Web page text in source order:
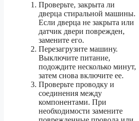
Проверьте, закрыта ли
дверца стиральной машины.
Если дверца не закрыта или
датчик двери поврежден,
замените его.
Перезагрузите машину.
Выключите питание,
подождите несколько минут,
затем снова включите ее.
Проверьте проводку и
соединения между
компонентами. При
необходимости замените